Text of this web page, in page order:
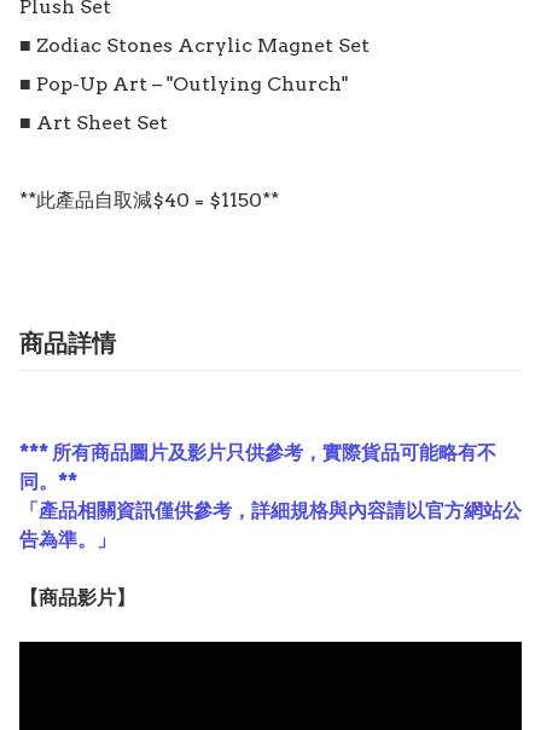
Plush Set
■ Zodiac Stones Acrylic Magnet Set
■ Pop-Up Art – "Outlying Church"
■ Art Sheet Set
**此產品自取減$40 = $1150**
商品詳情
*** 所有商品圖片及影片只供參考，實際貨品可能略有不
同。**
「產品相關資訊僅供參考，詳細規格與內容請以官方網站公
告為準。」
【商品影片】